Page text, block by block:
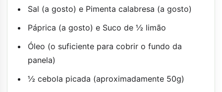
Sal (a gosto) e Pimenta calabresa (a gosto)
Páprica (a gosto) e Suco de ½ limão
Óleo (o suficiente para cobrir o fundo da
panela)
½ cebola picada (aproximadamente 50g)